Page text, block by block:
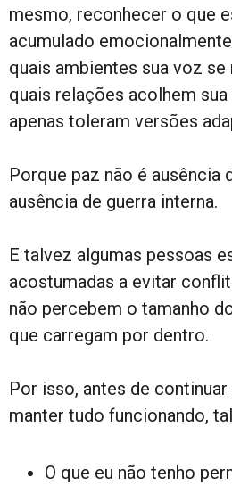
mesmo, reconhecer o que
acumulado
quais ambientes sua voz se
quais relações acolhem
apenas toleram versões
Porque paz não é ausência
ausência de guerra interna.
E talvez algumas pessoas
acostumadas a evitar
não percebem o tamanho
que carregam por dentro.
Por isso, antes de
manter tudo funcionando,
O que eu não tenho